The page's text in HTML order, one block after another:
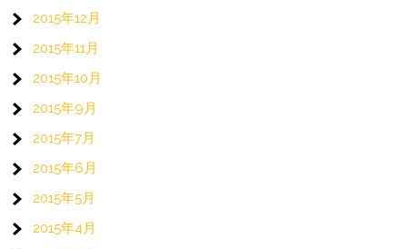
2015年12月
2015年11月
2015年10月
2015年9月
2015年7月
2015年6月
2015年5月
2015年4月